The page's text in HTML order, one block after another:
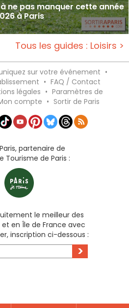
ne pas manquer cette année
à Paris
Tous les guides : Loisirs >
sur votre événement •
• FAQ / Contact
légales • Paramètres de
compte • Sortir de Paris
partenaire de
Tourisme de Paris :
le meilleur des
et en Île de France avec
inscription ci-dessous :
>